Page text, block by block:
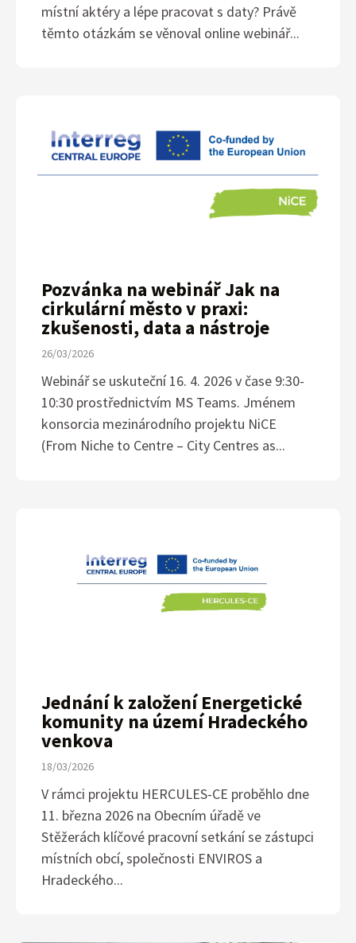
místní aktéry a lépe pracovat s daty? Právě
těmto otázkám se věnoval online webinář...
Pozvánka na webinář Jak na
cirkulární město v praxi:
zkušenosti, data a nástroje
26/03/2026
Webinář se uskuteční 16. 4. 2026 v čase 9:30-
10:30 prostřednictvím MS Teams. Jménem
konsorcia mezinárodního projektu NiCE
(From Niche to Centre – City Centres as...
Jednání k založení Energetické
komunity na území Hradeckého
venkova
18/03/2026
V rámci projektu HERCULES-CE proběhlo dne
11. března 2026 na Obecním úřadě ve
Stěžerách klíčové pracovní setkání se zástupci
místních obcí, společnosti ENVIROS a
Hradeckého...